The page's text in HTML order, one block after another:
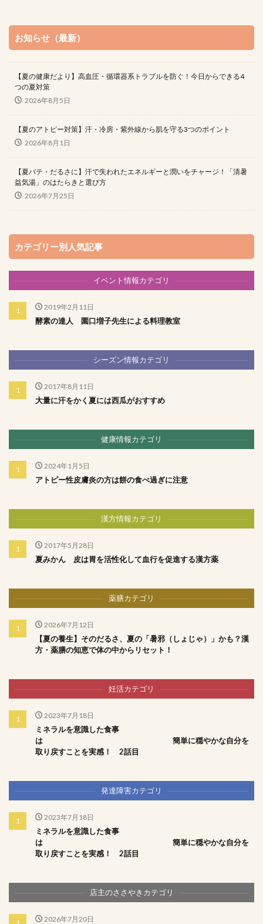
お知らせ（最新）
【夏の健康だより】高血圧・循環器系トラブルを防ぐ！今日からできる4
つの夏対策
2026年8月5日
【夏のアトピー対策】汗・冷房・紫外線から肌を守る3つのポイント
2026年8月1日
【夏バテ・だるさに】汗で失われたエネルギーと潤いをチャージ！「清暑
益気湯」のはたらきと選び方
2026年7月25日
カテゴリー別人気記事
イベント情報カテゴリ
2019年2月11日
酵素の達人 園口増子先生による料理教室
シーズン情報カテゴリ
2017年8月11日
大量に汗をかく夏には西瓜がおすすめ
健康情報カテゴリ
2024年1月5日
アトピー性皮膚炎の方は餅の食べ過ぎに注意
漢方情報カテゴリ
2017年5月28日
夏みかん 皮は胃を活性化して血行を促進する漢方薬
薬膳カテゴリ
2026年7月12日
【夏の養生】そのだるさ、夏の「暑邪（しょじゃ）」かも？漢
方・薬膳の知恵で体の中からリセット！
妊活カテゴリ
2023年7月18日
ミネラルを意識した食事
は 簡単に穏やかな自分を
取り戻すことを実感！ 2話目
発達障害カテゴリ
2023年7月18日
ミネラルを意識した食事
は 簡単に穏やかな自分を
取り戻すことを実感！ 2話目
店主のささやきカテゴリ
2026年7月20日